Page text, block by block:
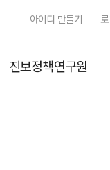
아이디 만들기
진보정책연구원